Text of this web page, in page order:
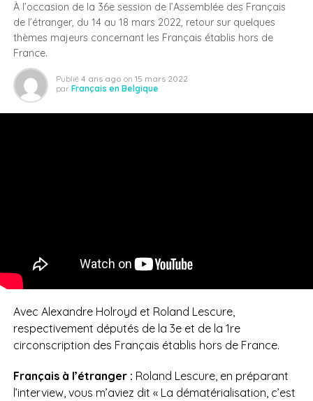
À l’occasion de la 36e session de l’Assemblée des Français
de l’étranger, du 14 au 18 mars 2022, retour sur quelques
thèmes majeurs concernant les Français établis hors de
France.
Publié 4 ans ago on 15 mars 2022
par Français en Belgique
Avec Alexandre Holroyd et Roland Lescure,
respectivement députés de la 3e et de la 1re
circonscription des Français établis hors de France.
Français à l’étranger : Roland Lescure, en préparant
l’interview, vous m’aviez dit « La dématérialisation, c’est